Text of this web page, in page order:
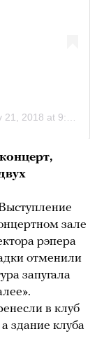
зале
рэпера
отменили
запугала
в клуб
здание клуба